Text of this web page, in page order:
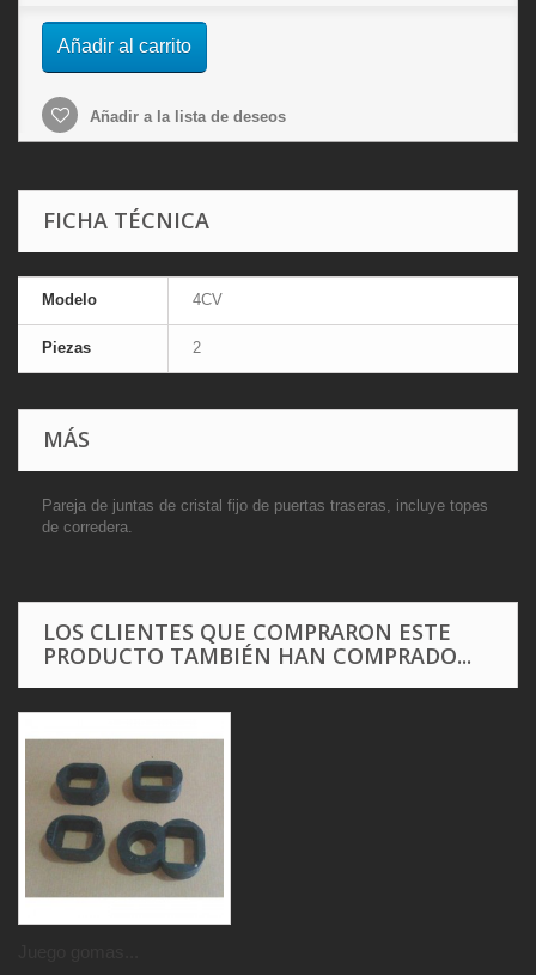
Añadir al carrito
Añadir a la lista de deseos
FICHA TÉCNICA
Modelo 4CV
Piezas 2
MÁS
Pareja de juntas de cristal fijo de puertas traseras, incluye topes
de corredera.
LOS CLIENTES QUE COMPRARON ESTE
PRODUCTO TAMBIÉN HAN COMPRADO...